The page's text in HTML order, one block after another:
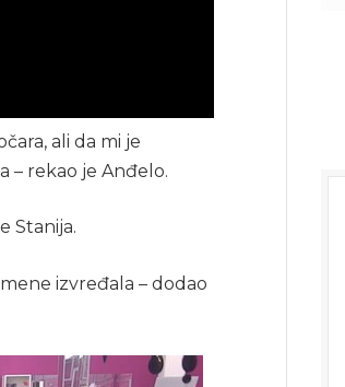
ali da mi je
– rekao je Anđelo.
Stanija.
izvređala – dodao